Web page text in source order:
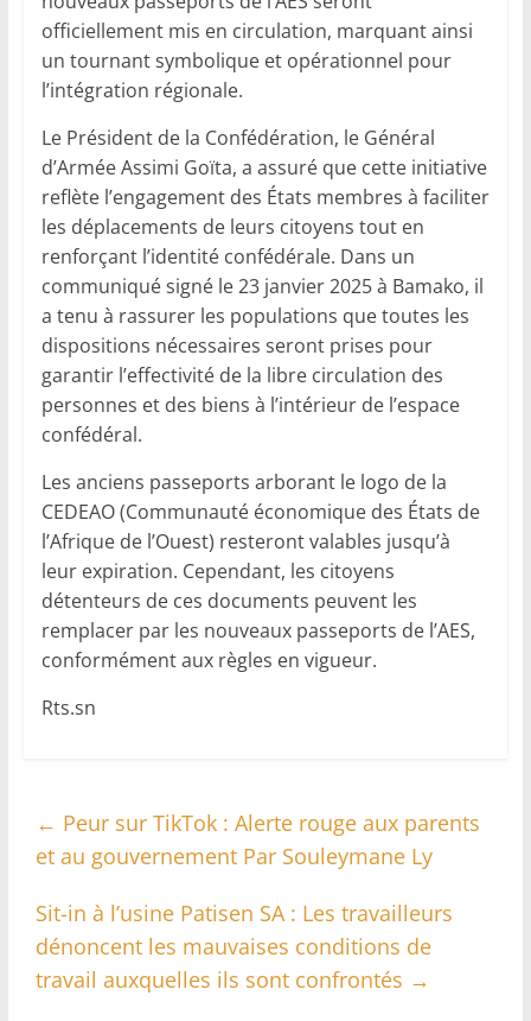
officiellement mis en circulation, marquant ainsi
un tournant symbolique et opérationnel pour
l’intégration régionale.
Le Président de la Confédération, le Général
d’Armée Assimi Goïta, a assuré que cette initiative
reflète l’engagement des États membres à faciliter
les déplacements de leurs citoyens tout en
renforçant l’identité confédérale. Dans un
communiqué signé le 23 janvier 2025 à Bamako, il
a tenu à rassurer les populations que toutes les
dispositions nécessaires seront prises pour
garantir l’effectivité de la libre circulation des
personnes et des biens à l’intérieur de l’espace
confédéral.
Les anciens passeports arborant le logo de la
CEDEAO (Communauté économique des États de
l’Afrique de l’Ouest) resteront valables jusqu’à
leur expiration. Cependant, les citoyens
détenteurs de ces documents peuvent les
remplacer par les nouveaux passeports de l’AES,
conformément aux règles en vigueur.
Rts.sn
← Peur sur TikTok : Alerte rouge aux parents
et au gouvernement Par Souleymane Ly
Sit-in à l’usine Patisen SA : Les travailleurs
dénoncent les mauvaises conditions de
travail auxquelles ils sont confrontés →